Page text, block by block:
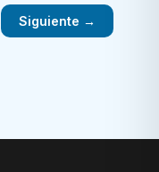
Siguiente →